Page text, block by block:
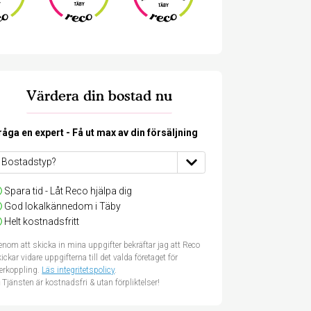
Värdera din bostad nu
en expert - Få ut max av din försäljning
Spara tid - Låt Reco hjälpa dig
God lokalkännedom i Täby
Helt kostnadsfritt
att skicka in mina uppgifter bekräftar jag att Reco
vidare uppgifterna till det valda företaget för
Läs integritetspolicy.
Tjänsten är kostnadsfri & utan förpliktelser!